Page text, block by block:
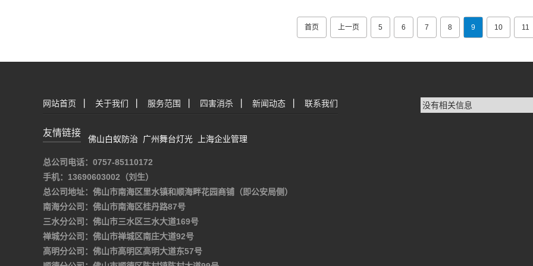
首页 上一页 5 6 7 8 9 10 11
网站首页 关于我们 服务范围 四害消杀 新闻动态 联系我们
友情链接
佛山白蚁防治 广州舞台灯光 上海企业管理
总公司电话：0757-85110172
手机：13690603002（刘生）
总公司地址：佛山市南海区里水镇和顺海畔花园商铺（即公安局侧）
南海分公司：佛山市南海区桂丹路87号
三水分公司：佛山市三水区三水大道169号
禅城分公司：佛山市禅城区南庄大道92号
高明分公司：佛山市高明区高明大道东57号
没有相关信息